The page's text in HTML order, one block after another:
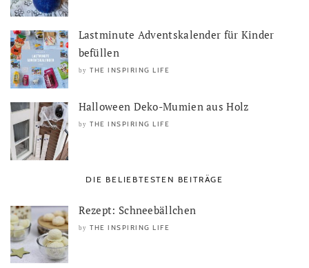
Lastminute Adventskalender für Kinder
befüllen
by THE INSPIRING LIFE
Halloween Deko-Mumien aus Holz
by THE INSPIRING LIFE
DIE BELIEBTESTEN BEITRÄGE
Rezept: Schneebällchen
by THE INSPIRING LIFE